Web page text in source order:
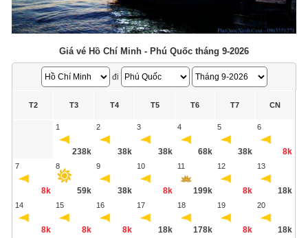
Giá vé Hồ Chí Minh - Phú Quốc tháng 9-2026
đi
T2 T3 T4 T5 T6 T7 CN
1
238k
2
38k
3
38k
4
68k
5
38k
6
8k
7
8k
8
59k
9
38k
10
8k
11
199k
12
8k
13
18k
14
8k
15
8k
16
8k
17
18k
18
178k
19
8k
20
18k